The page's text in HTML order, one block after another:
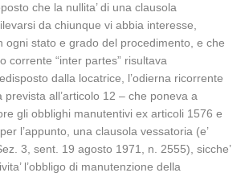
che la nullita’ di una clausola
da chiunque vi abbia interesse,
ogni stato e grado del procedimento, e che
corrente “inter partes” risultava
dalla locatrice, l’odierna ricorrente
prevista all’articolo 12 – che poneva a
gli obblighi manutentivi ex articoli 1576 e
l’appunto, una clausola vessatoria (e’
3, sent. 19 agosto 1971, n. 2555), sicche’
l’obbligo di manutenzione della